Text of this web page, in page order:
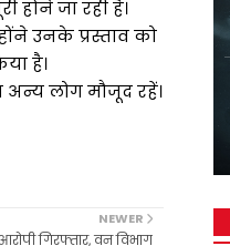
होने जा रही है।
उनके प्रस्ताव को
है।
अन्य लोग मौजूद रहें।
NEWER
गिरफ्तार, वन विभाग